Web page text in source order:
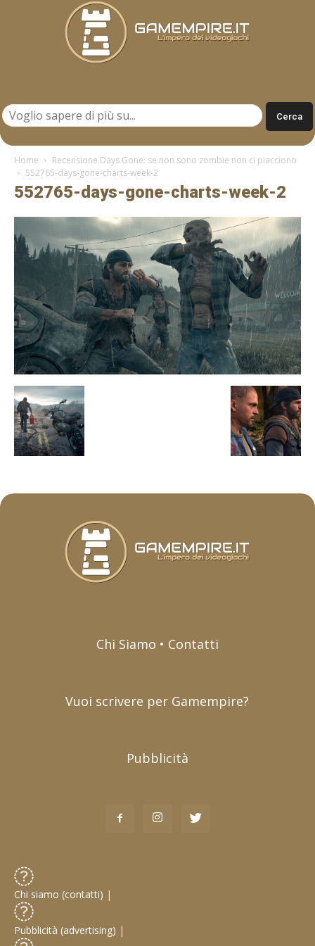
Home
Recensione Days Gone: se non sono zombie non ci piacciono
552765-days-gone-charts-week-2
552765-days-gone-charts-week-2
Chi Siamo • Contatti
Vuoi scrivere per Gamempire?
Pubblicità
Chi siamo (contatti) |
Pubblicità (advertising) |